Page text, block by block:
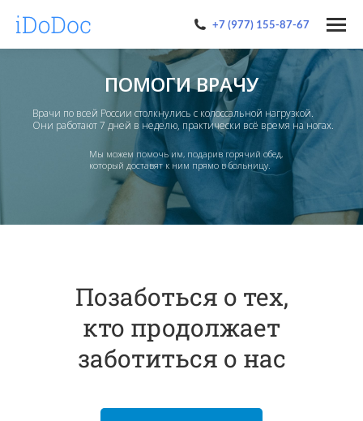
+7 (977) 155-87-67
ПОМОГИ ВРАЧУ
Хочу помочь врачу
Мы можем помочь им, подарив горячий обед,
который доставят к ним прямо в больницу.
Врачи по всей России столкнулись с колоссальной нагрузкой.
Они работают 7 дней в неделю, практически всё время на ногах.
Позаботься о тех,
кто продолжает
заботиться о нас